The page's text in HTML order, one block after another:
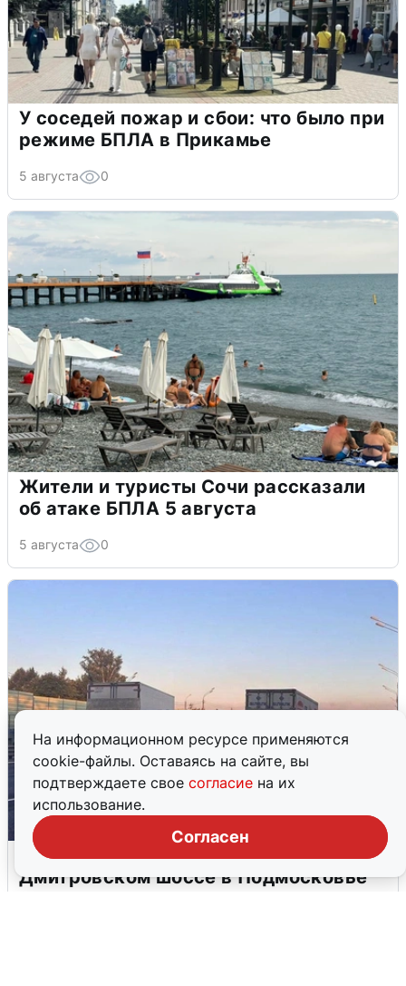
На информационном ресурсе применяются
cookie-файлы. Оставаясь на сайте, вы
подтверждаете свое согласие на их
использование.
Согласен
У соседей пожар и сбои: что было при
режиме БПЛА в Прикамье
5 августа 0
Жители и туристы Сочи рассказали
об атаке БПЛА 5 августа
5 августа 0
Пять машин столкнулись на
Дмитровском шоссе в Подмосковье